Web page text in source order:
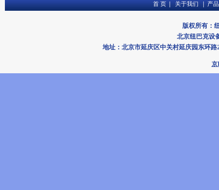
首 页 | 关于我们 | 产
版权所有：
北京纽巴克设备工
地址：北京市延庆区中关村延庆园东环
京